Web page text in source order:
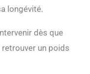
longévité.
dès que
retrouver un poids